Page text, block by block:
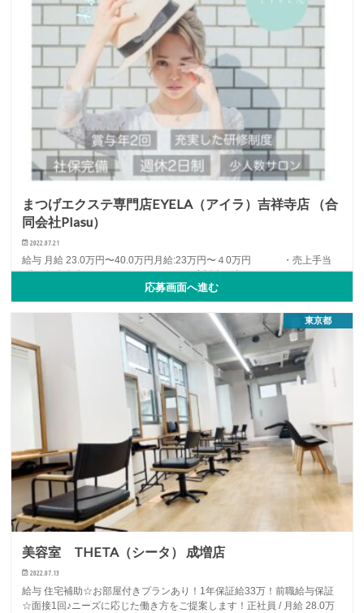
まつげエクステ専門店EYELA（アイラ）吉祥寺店 （合
同会社Plasu）
2022.07.21
給与 月給 23.0万円〜40.0万円月給:23万円〜４0万円 ・売上手当
(月の個人売上 3%〜5%バック） ・店販売り上…
アルバイト・パート 中途
応募画面へ進む
東京都
美容室 THETA（シータ） 成増店
2022.07.13
給与 住宅補助☆お部屋付きプランあり！1年保証給33万！前職給与保証
☆面接1回♪ニーズに応じた働き方をご提案します！正社員 / 月給 28.0万